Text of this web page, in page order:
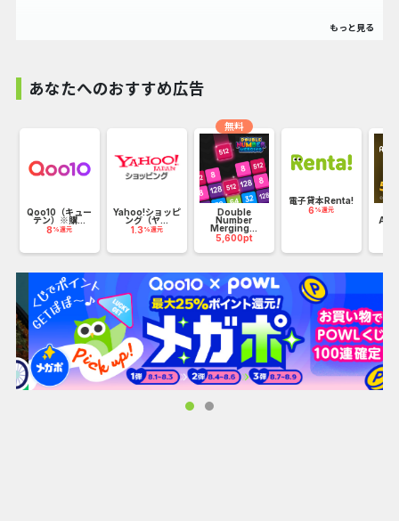
あなたへのおすすめ広告
Qoo10（キュー
テン）※購...
8 %還元
Yahoo!ショッピ
ング（ヤ...
1.3 %還元
Double
Number
Merging...
5,600pt
無料
電子貸本Renta!
6 %還元